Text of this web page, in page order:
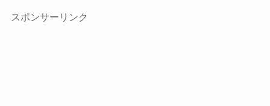
スポンサーリンク